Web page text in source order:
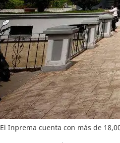
El Inprema cuenta con más de